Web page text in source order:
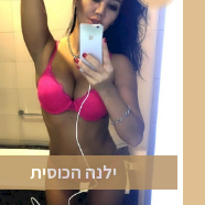
ילנה הכוסית